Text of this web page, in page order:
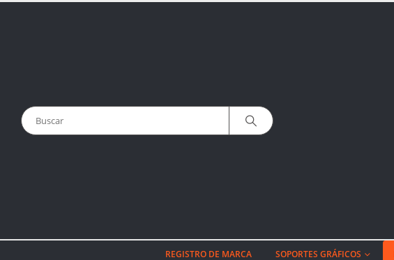
REGISTRO DE MARCA SOPORTES GRÁFICOS